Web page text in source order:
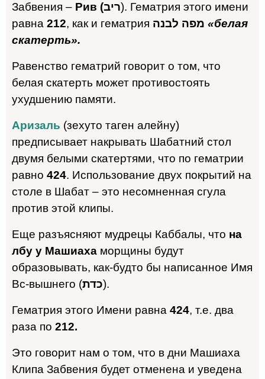
Забвения – Рив (ריב). Гематрия этого имени
равна 212, как и гематрия
«белая
скатерть».
Равенство гематрий говорит о том, что
белая скатерть может противостоять
ухудшению памяти.
Аризаль (зехуто таген алейну)
предписывает накрывать Шабатний стол
двумя белыми скатертями, что по гематрии
равно 424. Использование двух покрытий на
столе в Шабат – это несомненная сгула
против этой клипы.
Еще разъясняют мудрецы Каббалы, что на
лбу у Машиаха морщины будут
образовывать, как-будто бы написанное Имя
Вс-вышнего (כדת).
Гематрия этого Имени равна 424, т.е. два
раза по 212.
Это говорит нам о том, что в дни Машиаха
Клипа Забвения будет отменена и уведена